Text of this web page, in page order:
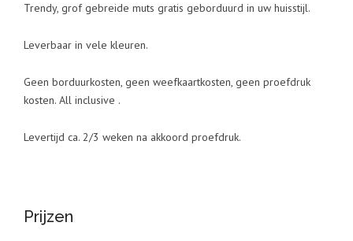
Trendy, grof gebreide muts gratis geborduurd in uw huisstijl.
Leverbaar in vele kleuren.
Geen borduurkosten, geen weefkaartkosten, geen proefdruk
kosten. All inclusive .
Levertijd ca. 2/3 weken na akkoord proefdruk.
Prijzen